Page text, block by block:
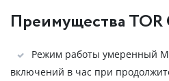
Преимущества TOR
Режим работы умеренный
включений в час при